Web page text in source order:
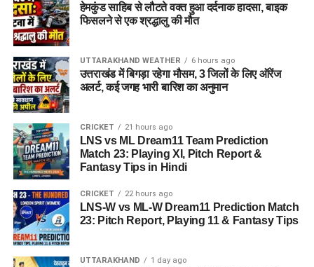
हेमकुंड साहिब से लौटते वक्त हुआ दर्दनाक हादसा, बाइक
फिसलने से एक श्रद्धालु की मौत
UTTARAKHAND WEATHER 6 hours ago
उत्तराखंड में बिगड़ा रहेगा मौसम, 3 जिलों के लिए ऑरेंज
अलर्ट, कई जगह भारी बारिश का अनुमान
CRICKET 21 hours ago
LNS vs ML Dream11 Team Prediction
Match 23: Playing XI, Pitch Report &
Fantasy Tips in Hindi
CRICKET 22 hours ago
LNS-W vs ML-W Dream11 Prediction Match
23: Pitch Report, Playing 11 & Fantasy Tips
UTTARAKHAND 1 day ago